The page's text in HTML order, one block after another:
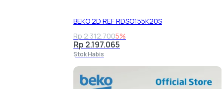
BEKO 2D REF RDSO155K20S
Rp 2.312.7005%
Rp 2.197.065
Stok Habis